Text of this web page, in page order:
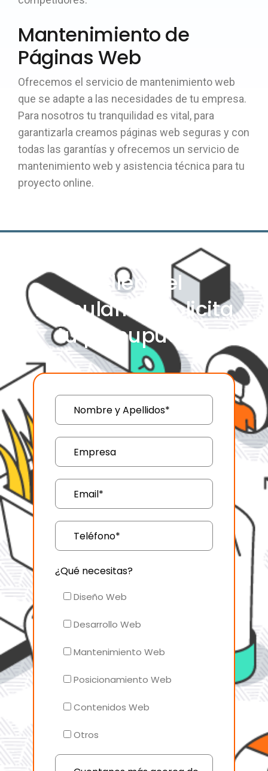
Mantenimiento de
Páginas Web
Ofrecemos el servicio de mantenimiento web
que se adapte a las necesidades de tu empresa.
Para nosotros tu tranquilidad es vital, para
garantizarla creamos páginas web seguras y con
todas las garantías y ofrecemos un servicio de
mantenimiento web y asistencia técnica para tu
proyecto online.
Rellena el
formulario y solicita
tu presupuesto
¿Qué necesitas?
Diseño Web
Desarrollo Web
Mantenimiento Web
Posicionamiento Web
Contenidos Web
Otros